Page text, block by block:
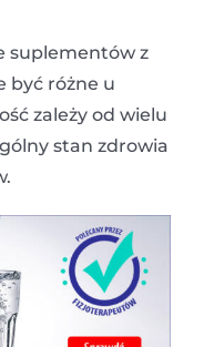
suplementów z
być różne u
zależy od wielu
stan zdrowia